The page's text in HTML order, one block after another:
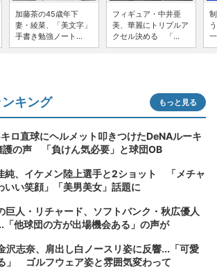
加藤茶の45歳年下
妻・綾菜、「美文字」
手書き勉強ノート...
フィギュア・中井亜
美、華麗にトリプルア
クセル決める 「...
キング もっと見る
ロ直球にヘルメット叩きつけたDeNAルーキ
護の声 「負けん気必要」と球団OB
純、イケメン陸上選手と2ショット 「メチャ
いい笑顔」「美男美女」話題に
巨人・リチャード、ソフトバンク・秋広優人
「他球団の方が出場機会ある」の声が
沢志奈、肩出し白ノースリ姿に反響...「可愛
」 ゴルフウェア姿と雰囲気変わって